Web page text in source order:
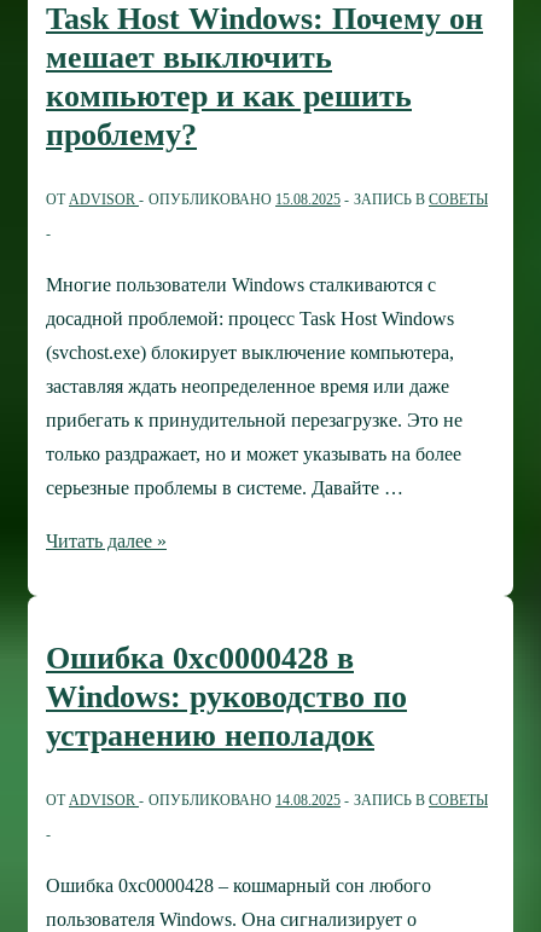
Разберем
проблему
шаг
за
Task Host Windows: Почему он
мешает выключить
компьютер и как решить
проблему?
ОТ ADVISOR ОПУБЛИКОВАНО 15.08.2025 ЗАПИСЬ В СОВЕТЫ
Многие пользователи Windows сталкиваются с
досадной проблемой: процесс Task Host Windows
(svchost.exe) блокирует выключение компьютера,
заставляя ждать неопределенное время или даже
прибегать к принудительной перезагрузке. Это не
только раздражает, но и может указывать на более
серьезные проблемы в системе. Давайте …
Task
он
мешает
выключить
и
решить
проблему?
Читать далее »
Ошибка 0xc0000428 в
Windows: руководство по
устранению неполадок
ОТADVISOR ОПУБЛИКОВАНО 14.08.2025 ЗАПИСЬ В СОВЕТЫ
Ошибка 0xc0000428 – кошмарный сон любого
пользователя Windows. Она сигнализирует о